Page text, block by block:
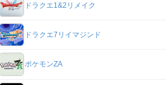
ドラクエ1&2リメイク
ドラクエ7リイマジンド
ポケモンZA